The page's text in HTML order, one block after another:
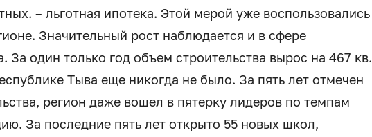
– льготная ипотека. Этой мерой уже воспользовались
Значительный рост наблюдается и в сфере
За один только год объем строительства вырос на 467 кв.
Тыва еще никогда не было. За пять лет отмечен
регион даже вошел в пятерку лидеров по темпам
За последние пять лет открыто 55 новых школ,